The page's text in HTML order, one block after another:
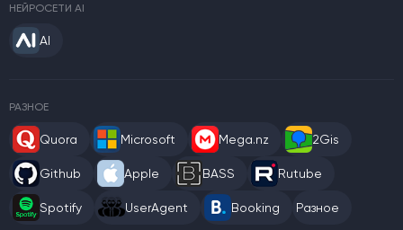
НЕЙРОСЕТИ AI
AI
РАЗНОЕ
Quora Microsoft Mega.nz 2Gis
Github Apple BASS Rutube
Spotify UserAgent Booking Разное